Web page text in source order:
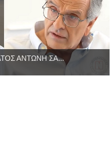
ΑΝΤΩΝΗ ΣΑ...